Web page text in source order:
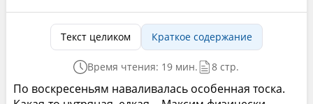
Текст целиком Краткое содержание
Время чтения: 19 мин. 8 стр.
По воскресеньям наваливалась особенная тоска.